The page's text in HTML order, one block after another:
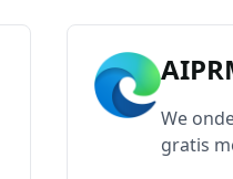
We
gratis